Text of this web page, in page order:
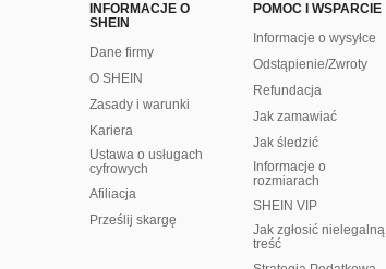
INFORMACJE O
SHEIN
Dane firmy
O SHEIN
Zasady i warunki
Kariera
Ustawa o usługach
cyfrowych
Afiliacja
Prześlij skargę
POMOC I WSPARCIE
Informacje o wysyłce
Odstąpienie/Zwroty
Refundacja
Jak zamawiać
Jak śledzić
Informacje o
rozmiarach
SHEIN VIP
Jak zgłosić nielegalną
treść